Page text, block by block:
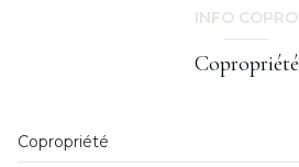
INFO COPRO
Copropriété
Copropriété